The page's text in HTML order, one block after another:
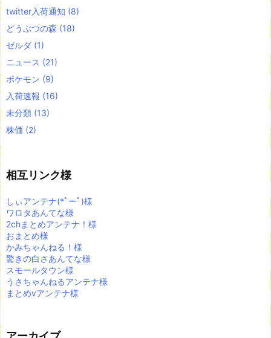
twitter入荷通知 (8)
どうぶつの森 (18)
ゼルダ (1)
ニュース (21)
ポケモン (9)
入荷速報 (16)
未分類 (13)
株価 (2)
相互リンク様
しぃアンテナ(*ﾟーﾟ)様
ワロタあんてな様
2chまとめアンテナ！様
おまとめ様
かみちゃんねる！様
驚きの白さあんてな様
スモールタウン様
うさちゃんねるアンテナ様
まとめvアンテナ様